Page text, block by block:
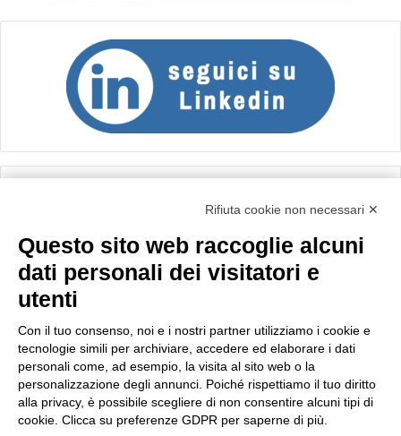
Importo netto (€):
Calcola
Rifiuta cookie non necessari ✕
Questo sito web raccoglie alcuni
dati personali dei visitatori e
utenti
Con il tuo consenso, noi e i nostri partner utilizziamo i cookie e
tecnologie simili per archiviare, accedere ed elaborare i dati
personali come, ad esempio, la visita al sito web o la
personalizzazione degli annunci. Poiché rispettiamo il tuo diritto
alla privacy, è possibile scegliere di non consentire alcuni tipi di
cookie. Clicca su preferenze GDPR per saperne di più.